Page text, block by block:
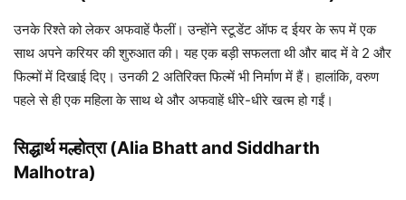
उनके रिश्ते को लेकर अफवाहें फैलीं। उन्होंने स्टूडेंट ऑफ द ईयर के रूप में एक
साथ अपने करियर की शुरुआत की। यह एक बड़ी सफलता थी और बाद में वे 2 और
फिल्मों में दिखाई दिए। उनकी 2 अतिरिक्त फिल्में भी निर्माण में हैं। हालांकि, वरुण
पहले से ही एक महिला के साथ थे और अफवाहें धीरे-धीरे खत्म हो गईं।
सिद्धार्थ मल्होत्रा (Alia Bhatt and Siddharth
Malhotra)